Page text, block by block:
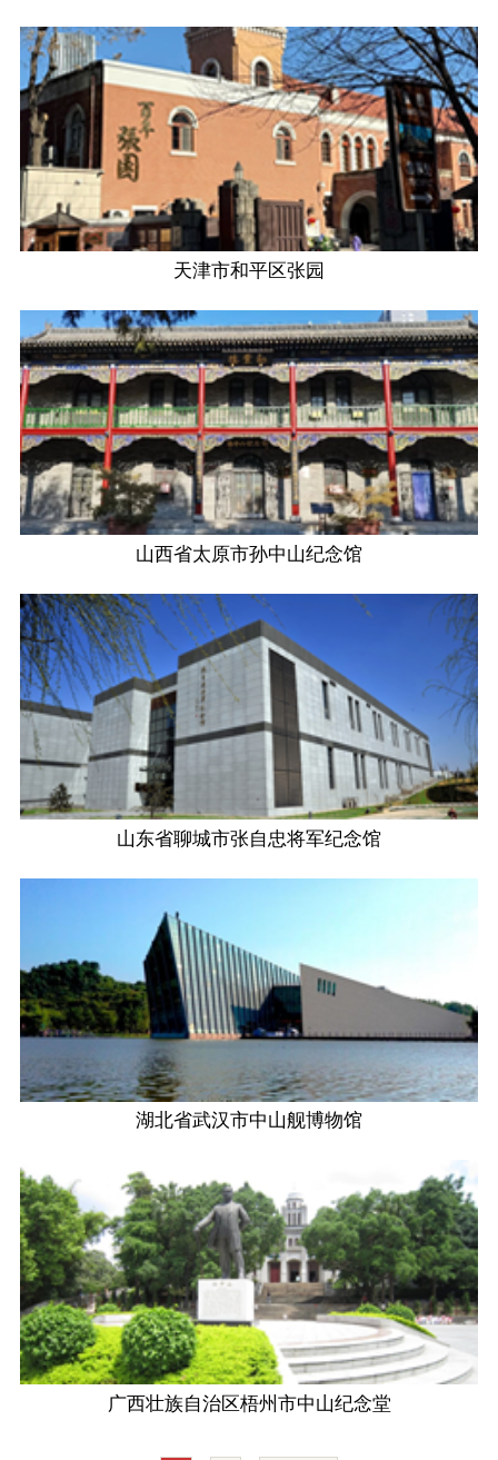
天津市和平区张园
山西省太原市孙中山纪念馆
山东省聊城市张自忠将军纪念馆
湖北省武汉市中山舰博物馆
广西壮族自治区梧州市中山纪念堂